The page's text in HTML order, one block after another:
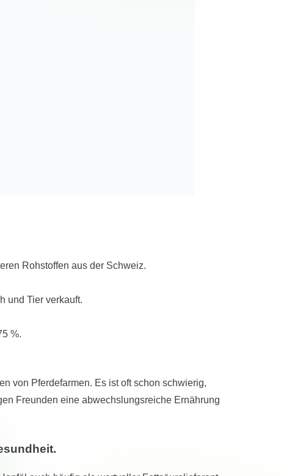
Rohstoffen aus der Schweiz.
und Tier verkauft.
%.
von Pferdefarmen. Es ist oft schon schwierig,
Freunden eine abwechslungsreiche Ernährung